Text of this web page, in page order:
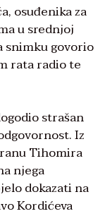
osuđenika za
u srednjoj
snimku govorio
rata radio te
strašan
Iz
Tihomira
njega
dokazati na
Kordićeva